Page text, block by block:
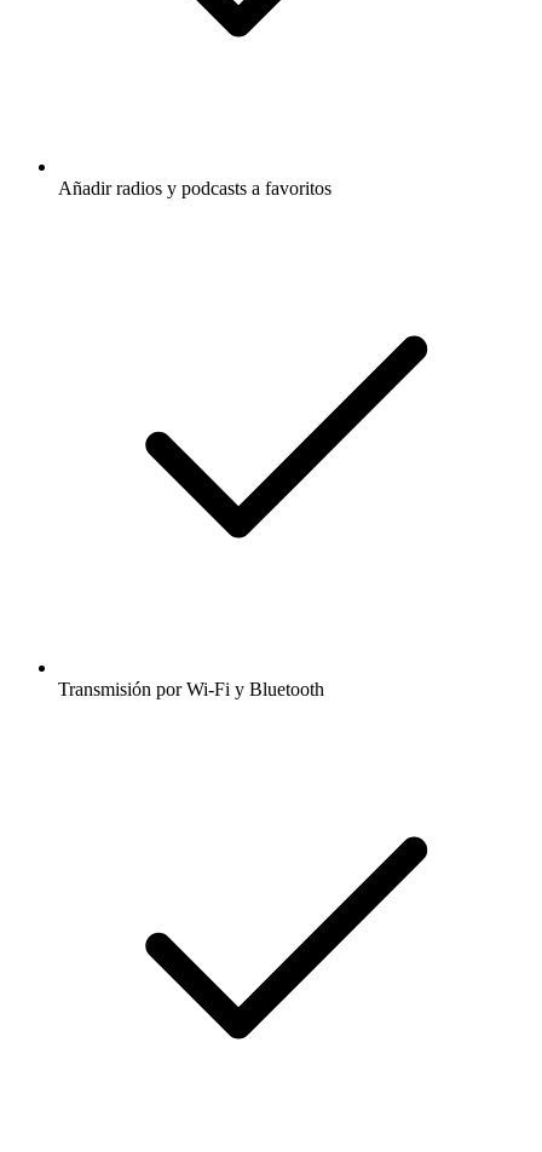
Añadir radios y podcasts a favoritos
Transmisión por Wi-Fi y Bluetooth